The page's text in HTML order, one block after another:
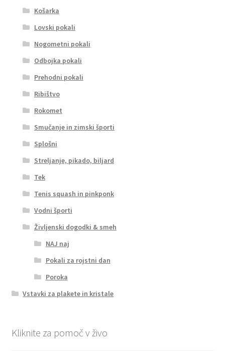
Košarka
Lovski pokali
Nogometni pokali
Odbojka pokali
Prehodni pokali
Ribištvo
Rokomet
Smučanje in zimski športi
Splošni
Streljanje, pikado, biljard
Tek
Tenis squash in pinkponk
Vodni športi
Življenski dogodki & smeh
NAJ naj
Pokali za rojstni dan
Poroka
Vstavki za plakete in kristale
Kliknite za pomoč v živo